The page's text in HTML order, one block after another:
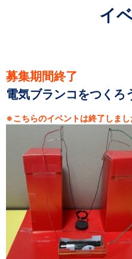
メガスターご紹介
投影メニュー
投影時間・料金
プラネタリウム解説員
イベント
当日参加
事前申込
その他
施設案内
フロア案内
屋外展示 D51形蒸気機関車
利用案内
開館時間・プラネタリウム投影
カフェ・ショップ
アクセス・駐車場
科学館資料の特別利用料
団体利用予約
学校団体
幼稚園・保育園団体
一般団体
かわさき星空ウォッチング
出前科学実験教室
プラネタリウム一般団体貸切利
科学館概要
基本理念
沿革
計画・年報・評価・議事録
青少年科学館運営基本計画
イ
募集期間終了
電気ブランコをつくろ
※こちらのイベントは終了しまし